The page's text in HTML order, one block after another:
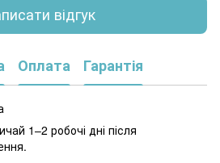
відгук
Оплата Гарантія
1–2 робочі дні після